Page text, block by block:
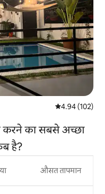
औसत रेटिंग 5 में से
4.94 (102)
करने का सबसे अच्छा
है?
औसत तापमान